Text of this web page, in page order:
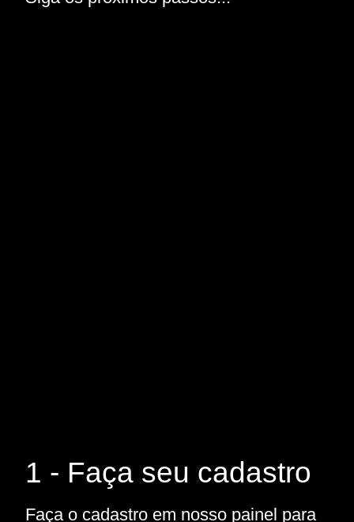
1 - Faça seu cadastro
Faça o cadastro em nosso painel para